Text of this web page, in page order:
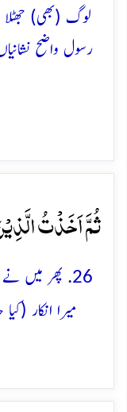
لوگ (بھی)
رسول واضح
ثُمَّ اَخَذۡتُ
26. پھر میں
میرا انکار